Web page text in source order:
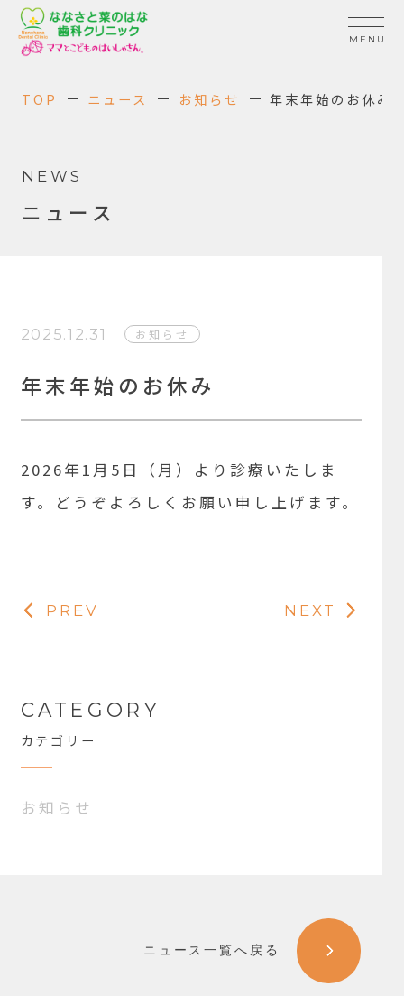
NEWS
ニュース
TOP ニュース お知らせ 年末年始のお休み
2025.12.31 お知らせ
年末年始のお休み
2026年1月5日（月）より診療いたしま
す。どうぞよろしくお願い申し上げます。
PREV NEXT
CATEGORY
カテゴリー
お知らせ
ニュース一覧へ戻る